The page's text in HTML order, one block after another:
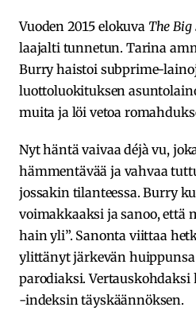
Vuoden 2015 elokuva The Big
laajalti tunnetun. Tarina
Burry haistoi subprime-
luottoluokituksen
muita ja löi vetoa
Nyt häntä vaivaa déjà vu,
hämmentävää ja vahvaa
jossakin tilanteessa. Burry
voimakkaaksi ja sanoo, että
hain yli”. Sanonta viittaa
ylittänyt järkevän
parodiaksi. Vertauskohdaksi
-indeksin täyskäännöksen.